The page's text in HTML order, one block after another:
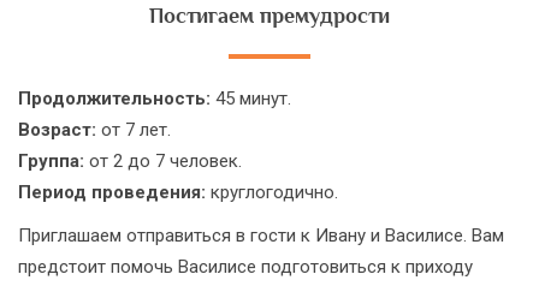
Постигаем премудрости
Продолжительность: 45 минут.
Возраст: от 7 лет.
Группа: от 2 до 7 человек.
Период проведения: круглогодично.
Приглашаем отправиться в гости к Ивану и Василисе. Вам
предстоит помочь Василисе подготовиться к приходу